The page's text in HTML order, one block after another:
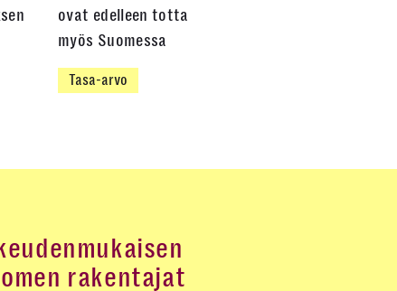
ovat edelleen totta
myös Suomessa
Tasa-arvo
rakentajat